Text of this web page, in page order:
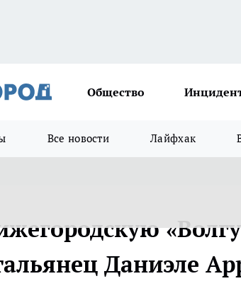
Общество
Все новости Лайфхак
Даниэле